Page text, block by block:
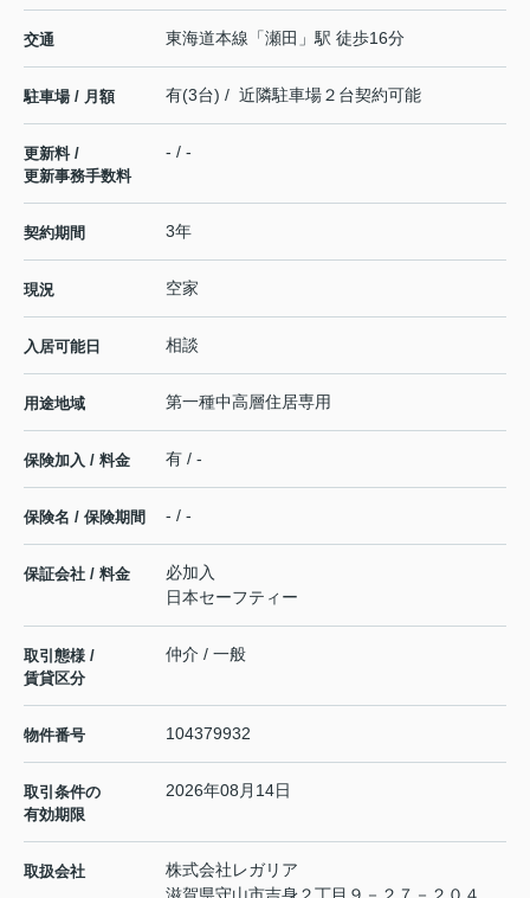
交通 東海道本線 「瀬田 」駅 徒歩16分
駐車場 / 月額 有(3台) / 近隣駐車場２台契約可能
更新料 /
更新事務手数料
- / -
契約期間 3年
現況 空家
入居可能日 相談
用途地域 第一種中高層住居専用
保険加入 / 料金 有 / -
保険名 / 保険期間 - / -
保証会社 / 料金
必加入
日本セーフティー
取引態様 /
賃貸区分
仲介 / 一般
物件番号 104379932
取引条件の
有効期限
2026年08月14日
取扱会社
株式会社レガリア